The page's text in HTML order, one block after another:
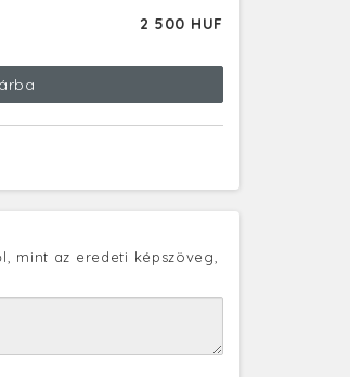
2 500 HUF
mint az eredeti képszöveg,